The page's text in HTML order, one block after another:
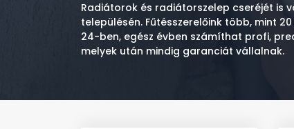
Radiátorok és radiátorszelep cseréjét is
településén. Fűtésszerelőink több, mint
24-ben, egész évben számíthat profi,
melyek után mindig garanciát vállalnak.